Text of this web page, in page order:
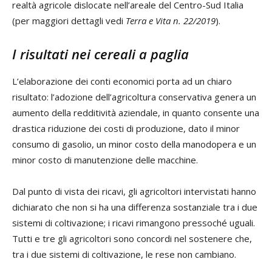
realtà agricole dislocate nell’areale del Centro-Sud Italia
(per maggiori dettagli vedi Terra e Vita n. 22/2019).
I risultati nei cereali a paglia
L’elaborazione dei conti economici porta ad un chiaro
risultato: l’adozione dell’agricoltura conservativa genera un
aumento della redditività aziendale, in quanto consente una
drastica riduzione dei costi di produzione, dato il minor
consumo di gasolio, un minor costo della manodopera e un
minor costo di manutenzione delle macchine.
Dal punto di vista dei ricavi, gli agricoltori intervistati hanno
dichiarato che non si ha una differenza sostanziale tra i due
sistemi di coltivazione; i ricavi rimangono pressoché uguali.
Tutti e tre gli agricoltori sono concordi nel sostenere che,
tra i due sistemi di coltivazione, le rese non cambiano.